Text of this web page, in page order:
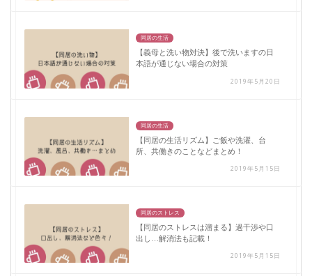
同居の生活
【義母と洗い物対決】後で洗いますの日
本語が通じない場合の対策
2019年5月20日
同居の生活
【同居の生活リズム】ご飯や洗濯、台
所、共働きのことなどまとめ！
2019年5月15日
同居のストレス
【同居のストレスは溜まる】過干渉や口
出し…解消法も記載！
2019年5月15日